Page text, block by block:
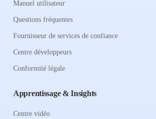
Manuel utilisateur
Questions fréquentes
Fournisseur de services de confiance
Centre développeurs
Conformité légale
Apprentissage & Insights
Centre vidéo